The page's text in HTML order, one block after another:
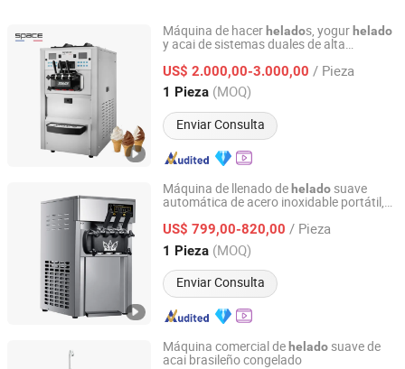
de gelatina pop de alta
producción, llegada
automática, fabricación
de maquinaria para bolas
de konjac y agar
Máquina de hacer helados, yogur helado
y acai de sistemas duales de alta
US$ 2.000,00-3.000,00 / Pieza
1 Pieza (MOQ)
Enviar Consulta
Ningbo Sicen Refrigeration Equipment Co., Ltd.
Zhejiang, China Desde 2012
Máquina de llenado de heladosuave
automática de acero inoxidable portátil,
US$ 799,00-820,00 / Pieza
1 Pieza (MOQ)
Enviar Consulta
Henan Chanda Machinery Co., Ltd
Henan, China Desde 2021
Máquina comercial de heladosuave de
acai brasileño congelado